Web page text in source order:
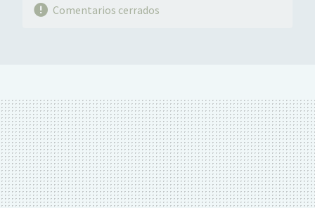
Comentarios cerrados